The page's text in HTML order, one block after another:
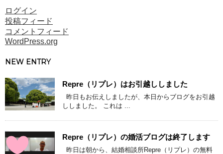
ログイン
投稿フィード
コメントフィード
WordPress.org
NEW ENTRY
Repre（リプレ）はお引越ししました
昨日もお伝えしましたが、本日からブログをお引越
ししました。 これは ...
Repre（リプレ）の婚活ブログは終了します
昨日は朝から、結婚相談所Repre（リプレ）の無料